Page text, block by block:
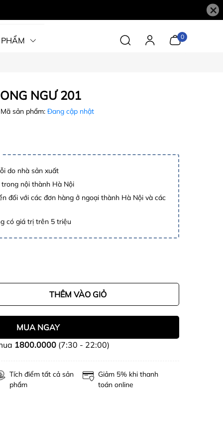
×
0
NGƯ 201
Mã sản phẩm: Đang cập nhật
do nhà sản xuất
nội thành Hà Nội
đối với các đơn hàng ở ngoại thành Hà Nội và các
có giá trị trên 5 triệu
THÊM VÀO GIỎ
MUA NGAY
1800.0000(7:30 - 22:00)
Tích điểm tất cả sản
phẩm
Giảm 5% khi thanh
toán online